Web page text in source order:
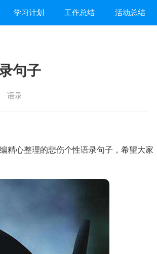
学习计划 工作总结 活动总结
句子
语录
心整理的悲伤个性语录句子，希望大家